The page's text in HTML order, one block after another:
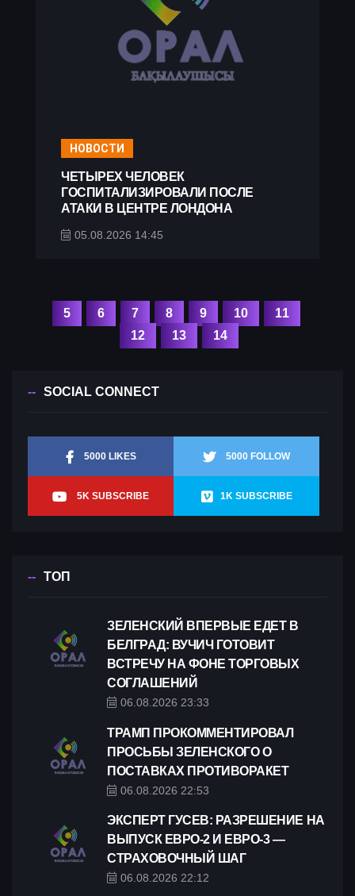
НОВОСТИ
ЧЕТЫРЕХ ЧЕЛОВЕК
ГОСПИТАЛИЗИРОВАЛИ ПОСЛЕ
АТАКИ В ЦЕНТРЕ ЛОНДОНА
05.08.2026 14:45
5 6 7 8 9 10
11
12
13 14
SOCIAL CONNECT
5000 LIKES 5000 FOLLOW
5K SUBSCRIBE 1K SUBSCRIBE
ТОП
ЗЕЛЕНСКИЙ ВПЕРВЫЕ ЕДЕТ В
БЕЛГРАД: ВУЧИЧ ГОТОВИТ
ВСТРЕЧУ НА ФОНЕ ТОРГОВЫХ
СОГЛАШЕНИЙ
06.08.2026 23:33
ТРАМП ПРОКОММЕНТИРОВАЛ
ПРОСЬБЫ ЗЕЛЕНСКОГО О
ПОСТАВКАХ ПРОТИВОРАКЕТ
06.08.2026 22:53
ЭКСПЕРТ ГУСЕВ: РАЗРЕШЕНИЕ НА
ВЫПУСК ЕВРО-2 И ЕВРО-3 —
СТРАХОВОЧНЫЙ ШАГ
06.08.2026 22:12